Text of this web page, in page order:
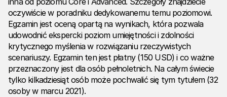
oczywiście w poradniku dedykowanemu temu poziomowi.
Egzamin jest oceną opartą na wynikach, która pozwala
udowodnić ekspercki poziom umiejętności i zdolności
krytycznego myślenia w rozwiązaniu rzeczywistych
scenariuszy. Egzamin ten jest płatny (150 USD) i co ważne
przeznaczony jest dla osób pełnoletnich. Na całym świecie
tylko kilkadziesiąt osób może pochwalić się tym tytułem (32
osoby w marcu 2021).